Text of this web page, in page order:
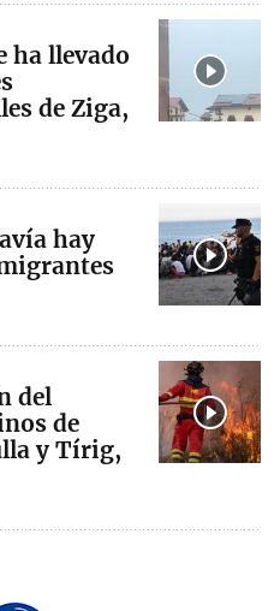
ha llevado
de Ziga,
hay
del
de
y Tírig,